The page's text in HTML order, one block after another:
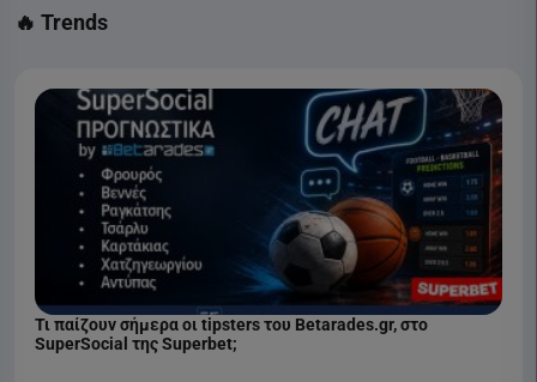
🔥 Trends
Τι παίζουν σήμερα οι tipsters του Betarades.gr, στο
SuperSocial της Superbet;